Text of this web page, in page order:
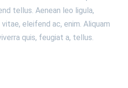
tellus. Aenean leo ligula,
eleifend ac, enim. Aliquam
quis, feugiat a, tellus.